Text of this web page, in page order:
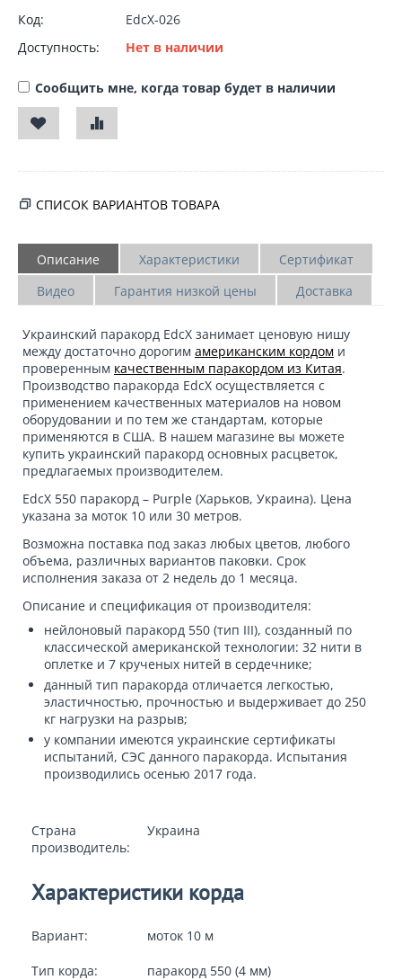
Код:
EdcX-026
Доступность:
Нет в наличии
Сообщить мне, когда товар будет в наличии
СПИСОК ВАРИАНТОВ ТОВАРА
Описание Характеристики
Сертификат
Видео
Гарантия низкой цены Доставка
Украинский паракорд EdcX занимает ценовую нишу
между достаточно дорогим американским кордом и
проверенным качественным паракордом из Китая.
Производство паракорда EdcX осуществляется с
применением качественных материалов на новом
оборудовании и по тем же стандартам, которые
применяются в США. В нашем магазине вы можете
купить украинский паракорд основных расцветок,
предлагаемых производителем.
EdcX 550 паракорд – Purple (Харьков, Украина). Цена
указана за моток 10 или 30 метров.
Возможна поставка под заказ любых цветов, любого
объема, различных вариантов паковки. Срок
исполнения заказа от 2 недель до 1 месяца.
Описание и спецификация от производителя:
нейлоновый паракорд 550 (тип III), созданный по
классической американской технологии: 32 нити в
оплетке и 7 крученых нитей в сердечнике;
данный тип паракорда отличается легкостью,
эластичностью, прочностью и выдерживает до 250
кг нагрузки на разрыв;
у компании имеются украинские сертификаты
испытаний, СЭС данного паракорда. Испытания
производились осенью 2017 года.
Страна
производитель:
Украина
Характеристики корда
Вариант: моток 10 м
Тип корда: паракорд 550 (4 мм)